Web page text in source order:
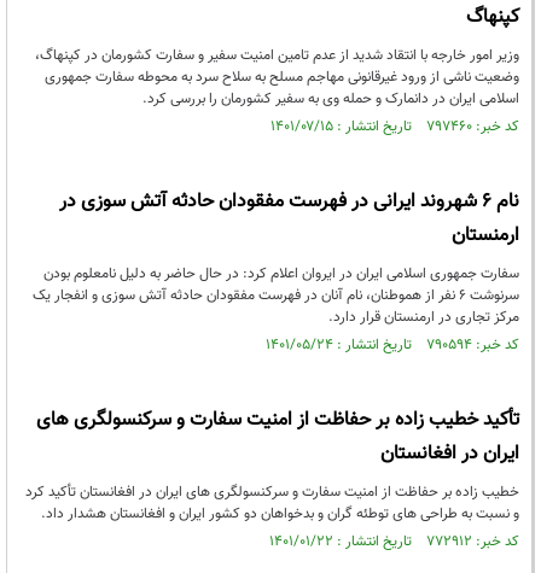
کپنهاگ
وزیر امور خارجه با انتقاد شدید از عدم تامین امنیت سفیر و سفارت کشورمان در کپنهاگ،
وضعیت ناشی از ورود غیرقانونی مهاجم مسلح به سلاح سرد به محوطه سفارت جمهوری
اسلامی ایران در دانمارک و حمله وی به سفیر کشورمان را بررسی کرد.
کد خبر: ۷۹۷۴۶۰ تاریخ انتشار : ۱۴۰۱/۰۷/۱۵
نام ۶ شهروند ایرانی در فهرست مفقودان حادثه آتش سوزی در
ارمنستان
سفارت جمهوری اسلامی ایران در ایروان اعلام کرد: در حال حاضر به دلیل نامعلوم بودن
سرنوشت ۶ نفر از هموطنان، نام آنان در فهرست مفقودان حادثه آتش سوزی و انفجار یک
مرکز تجاری در ارمنستان قرار دارد.
کد خبر: ۷۹۰۵۹۴ تاریخ انتشار : ۱۴۰۱/۰۵/۲۴
تأکید خطیب زاده بر حفاظت از امنیت سفارت و سرکنسولگری های
ایران در افغانستان
خطیب زاده بر حفاظت از امنیت سفارت و سرکنسولگری های ایران در افغانستان تأکید کرد
و نسبت به طراحی های توطئه گران و بدخواهان دو کشور ایران و افغانستان هشدار داد.
کد خبر: ۷۷۲۹۱۲ تاریخ انتشار : ۱۴۰۱/۰۱/۲۲